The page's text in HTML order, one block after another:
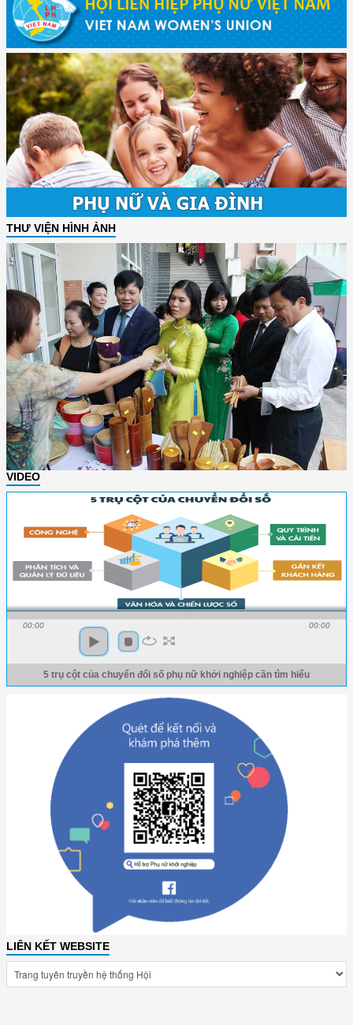
THƯ VIỆN HÌNH ẢNH
VIDEO
00:00 00:00
5 trụ cột của chuyển đổi số phụ nữ khởi nghiệp cần tìm hiểu
LIÊN KẾT WEBSITE